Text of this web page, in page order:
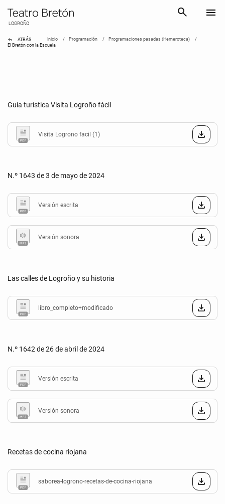
LOGROÑO
search menu
reply ATRÁS Inicio Programación
Programaciones pasadas (Hemeroteca)
El Bretón con la Escuela
Guía turística Visita Logroño fácil
Visita Logrono facil (1)
N.º 1643 de 3 de mayo de 2024
Versión escrita
Versión sonora
Las calles de Logroño y su historia
libro_completo+modificado
N.º 1642 de 26 de abril de 2024
Versión escrita
Versión sonora
Recetas de cocina riojana
saborea-logrono-recetas-de-cocina-riojana